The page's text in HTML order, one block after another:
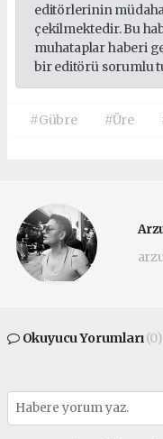
editörlerinin
çekilmektedir. Bu
muhataplar haberi
bir editörü sorumlu
#Gübre #Üre
Okuyucu Yorumları(0)